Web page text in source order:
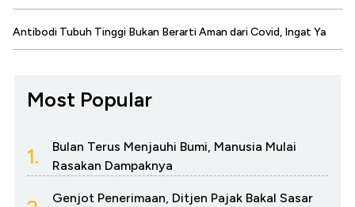
Antibodi Tubuh Tinggi Bukan Berarti Aman dari Covid, Ingat Ya
Most Popular
1.
Bulan Terus Menjauhi Bumi, Manusia Mulai
Rasakan Dampaknya
Genjot Penerimaan, Ditjen Pajak Bakal Sasar